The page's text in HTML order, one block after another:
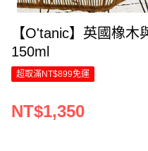
【O'tanic】英國橡
150ml
超取滿NT$899免運
NT$1,350